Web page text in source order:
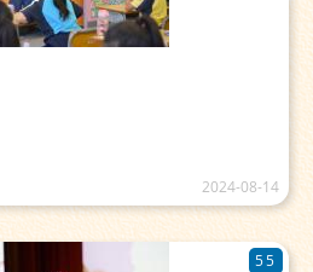
2024-08-14
55